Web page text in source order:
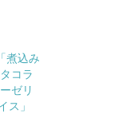
煮込み
コラ
ゼリ
ス」